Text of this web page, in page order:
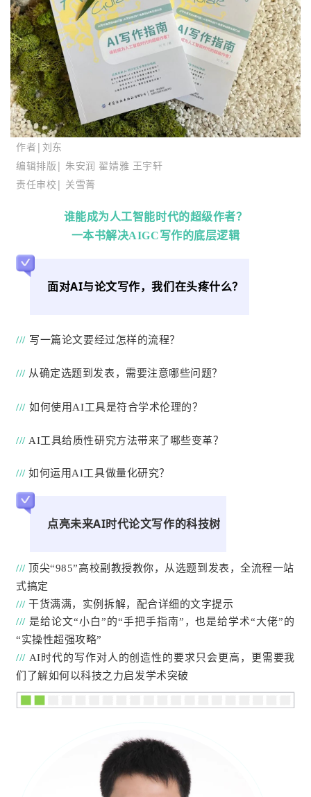
作者|刘东
编辑排版| 朱安润 翟婧雅 王宇轩
责任审校| 关雪菁
谁能成为人工智能时代的超级作者？
一本书解决AIGC写作的底层逻辑
面对AI与论文写作，我们在头疼什么？
/// 写一篇论文要经过怎样的流程？
/// 从确定选题到发表，需要注意哪些问题？
/// 如何使用AI工具是符合学术伦理的？
/// AI工具给质性研究方法带来了哪些变革？
///如何运用AI工具做量化研究？
点亮未来AI时代论文写作的科技树
///顶尖“985”高校副教授教你，从选题到发表，全流程一站
式搞定
///干货满满，实例拆解，配合详细的文字提示
/// 是给论文“小白”的“手把手指南”，也是给学术“大佬”的
“实操性超强攻略”
/// AI时代的写作对人的创造性的要求只会更高，更需要我
们了解如何以科技之力启发学术突破